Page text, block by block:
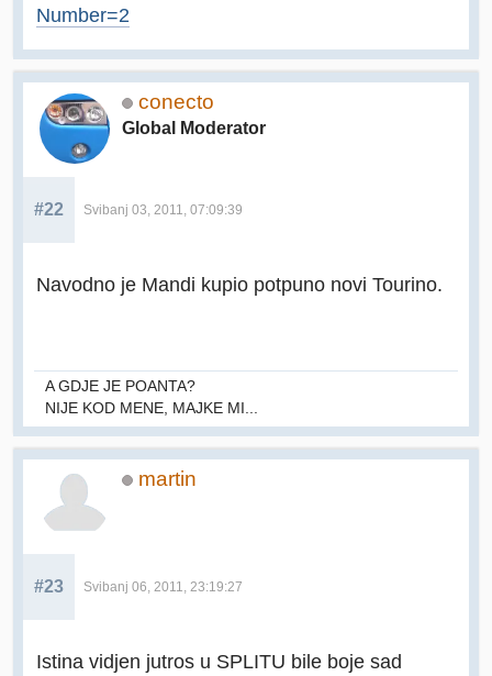
Number=2
conecto
Global Moderator
#22 Svibanj 03, 2011, 07:09:39
Navodno je Mandi kupio potpuno novi Tourino.
A GDJE JE POANTA?
NIJE KOD MENE, MAJKE MI...
martin
#23 Svibanj 06, 2011, 23:19:27
Istina vidjen jutros u SPLITU bile boje sad